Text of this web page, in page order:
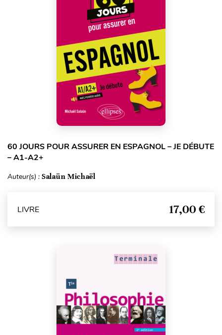
60 JOURS POUR ASSURER EN ESPAGNOL – JE DÉBUTE
– A1-A2+
Auteur(s) : Salaün Michaël
LIVRE 17,00 €